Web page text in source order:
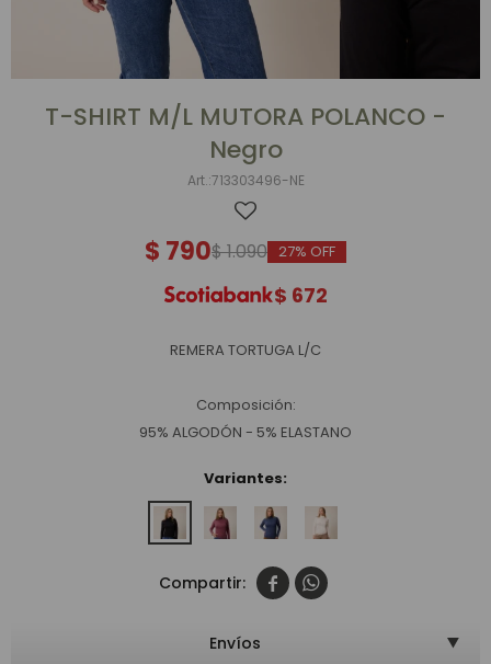
T-SHIRT M/L MUTORA POLANCO -
Negro
713303496-NE
$ 790$1.090 27
$ 672
REMERA TORTUGA L/C
Composición:
95% ALGODÓN - 5% ELASTANO
Variantes:
 
Envíos